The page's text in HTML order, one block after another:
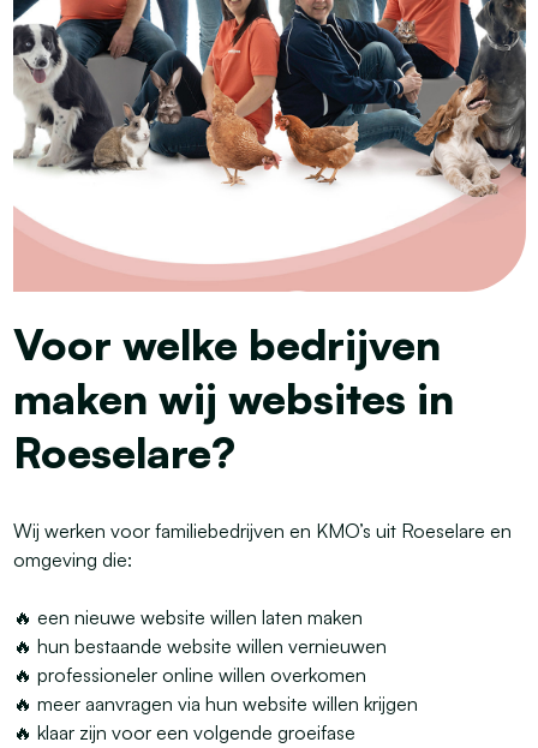
Voor welke bedrijven
maken wij websites in
Roeselare?
Wij werken voor familiebedrijven en KMO’s uit Roeselare en
omgeving die:
🔥 een nieuwe website willen laten maken
🔥 hun bestaande website willen vernieuwen
🔥 professioneler online willen overkomen
🔥 meer aanvragen via hun website willen krijgen
🔥 klaar zijn voor een volgende groeifase